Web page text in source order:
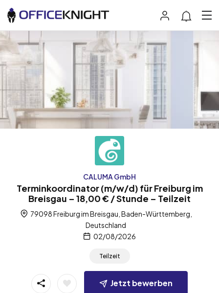
CALUMA GmbH
Terminkoordinator (m/w/d) für Freiburg im
Breisgau – 18,00 € / Stunde – Teilzeit
79098 Freiburg im Breisgau, Baden-Württemberg,
Deutschland
02/08/2026
Teilzeit
Jetzt bewerben